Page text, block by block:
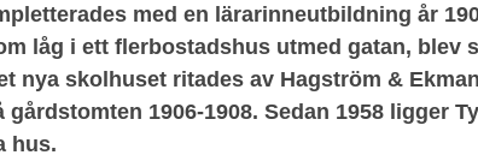
med en lärarinneutbildning år
låg i ett flerbostadshus utmed gatan, blev
nya skolhuset ritades av Hagström &
gårdstomten 1906-1908. Sedan 1958 ligger
hus.